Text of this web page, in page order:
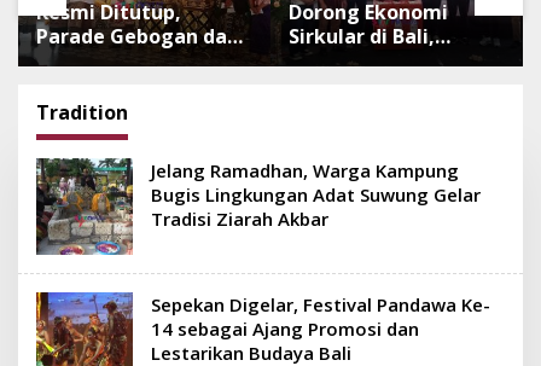
Resmi Ditutup,
Parade Gebogan dan
Baleganjur Dongkrak
Wisatawan Ulun Danu
Beratan dan The
Blooms
Dorong Ekonomi
Sirkular di Bali,
Program Recycle Me
Tradition
Jelang Ramadhan, Warga Kampung
Bugis Lingkungan Adat Suwung Gelar
Tradisi Ziarah Akbar
Sepekan Digelar, Festival Pandawa Ke-
14 sebagai Ajang Promosi dan
Lestarikan Budaya Bali